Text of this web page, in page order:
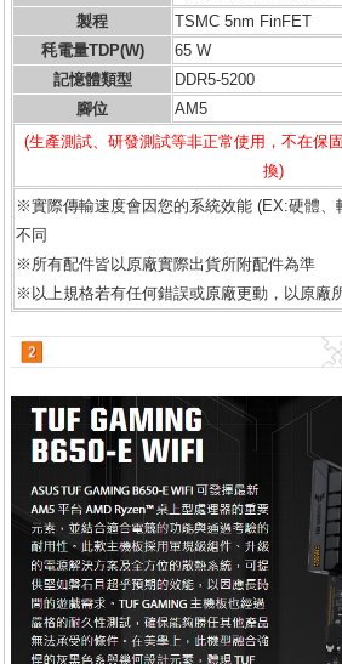
製程
TSMC 5nm FinFET
秏電量TDP(W)
65 W
記憶體類型
DDR5-5200
腳位
AM5
(生產測試、研發測試等非正常使用，不在保
換)
※實際傳輸速度會因您的系統效能 (EX:硬體、
不同
※所有配件皆以原廠實際出貨所附配件為準
※以上規格若有任何錯誤或原廠更動，以原廠